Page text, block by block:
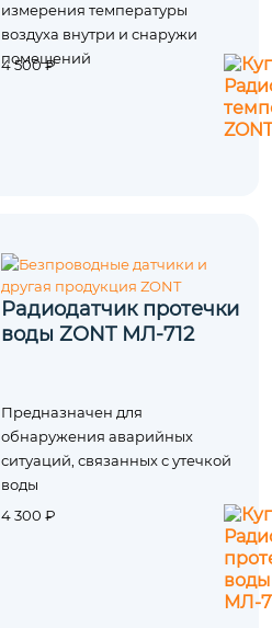
измерения температуры
воздуха внутри и снаружи
помещений
4 500 ₽
Радиодатчик протечки
воды ZONT МЛ-712
Предназначен для
обнаружения аварийных
ситуаций, связанных с утечкой
воды
4 300 ₽